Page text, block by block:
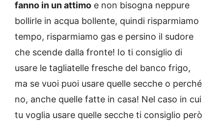
fanno in un attimo e non bisogna neppure
bollirle in acqua bollente, quindi risparmiamo
tempo, risparmiamo gas e persino il sudore
che scende dalla fronte! Io ti consiglio di
usare le tagliatelle fresche del banco frigo,
ma se vuoi puoi usare quelle secche o perché
no, anche quelle fatte in casa! Nel caso in cui
tu voglia usare quelle secche ti consiglio però